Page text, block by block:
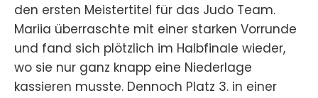
den ersten Meistertitel für das Judo Team.
Mariia überraschte mit einer starken Vorrunde
und fand sich plötzlich im Halbfinale wieder,
wo sie nur ganz knapp eine Niederlage
kassieren musste. Dennoch Platz 3. in einer